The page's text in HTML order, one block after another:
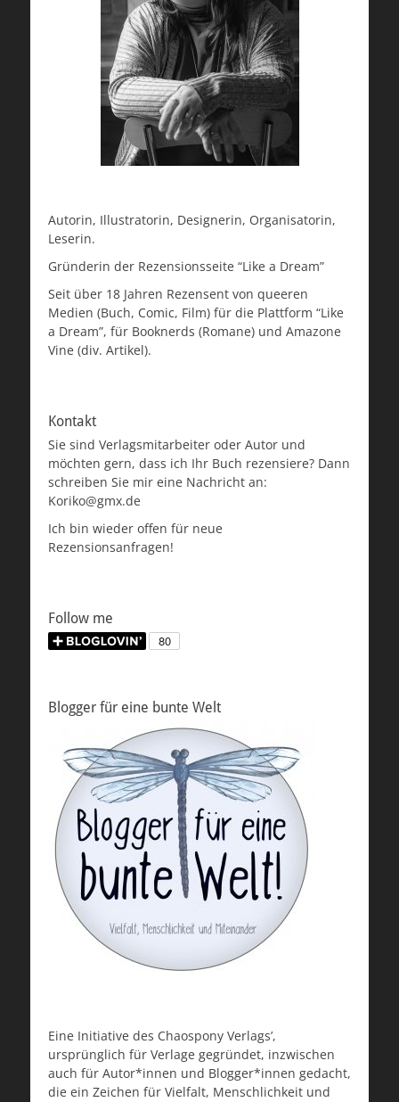
Autorin, Illustratorin, Designerin, Organisatorin,
Leserin.
Gründerin der Rezensionsseite “Like a Dream”
Seit über 18 Jahren Rezensent von queeren
Medien (Buch, Comic, Film) für die Plattform “Like
a Dream”, für Booknerds (Romane) und Amazone
Vine (div. Artikel).
Kontakt
Sie sind Verlagsmitarbeiter oder Autor und
möchten gern, dass ich Ihr Buch rezensiere? Dann
schreiben Sie mir eine Nachricht an:
Koriko@gmx.de
Ich bin wieder offen für neue
Rezensionsanfragen!
Follow me
Blogger für eine bunte Welt
Eine Initiative des Chaospony Verlags’,
ursprünglich für Verlage gegründet, inzwischen
auch für Autor*innen und Blogger*innen gedacht,
die ein Zeichen für Vielfalt, Menschlichkeit und